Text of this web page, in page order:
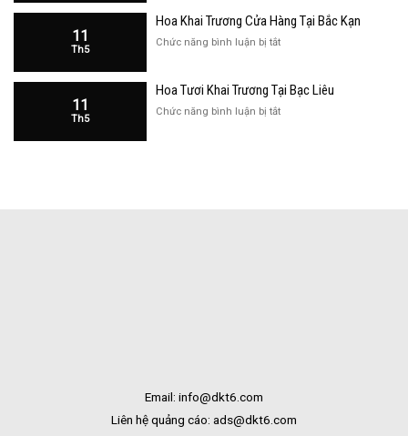
Kạn
Trương
Hàng
Liêu
11
Th5
Hoa Khai Trương Cửa Hàng Tại Bắc Kạn
Chức năng bình luận bị tắtở
Trương
Hàng
11
Th5
Hoa Tươi Khai Trương Tại Bạc Liêu
Chức năng bình luận bị tắtở
Email: info@dkt6.com
Liên hệ quảng cáo: ads@dkt6.com